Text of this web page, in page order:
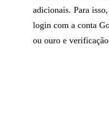
adicionais. Para
login com a conta
ou ouro e